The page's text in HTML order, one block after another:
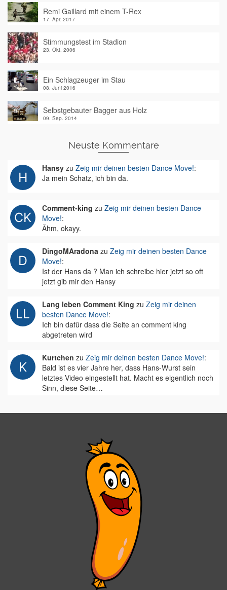
Remi Gaillard mit einem T-Rex
17. Apr. 2017
Stimmungstest im Stadion
23. Okt. 2006
Ein Schlagzeuger im Stau
08. Juni 2016
Selbstgebauter Bagger aus Holz
09. Sep. 2014
Neuste Kommentare
Hansy zu Zeig mir deinen besten Dance Move!:
Ja mein Schatz, ich bin da.
Comment-king zu Zeig mir deinen besten Dance
Move!:
Ähm, okayy.
DingoMAradona zu Zeig mir deinen besten Dance
Move!:
Ist der Hans da ? Man ich schreibe hier jetzt so oft
jetzt gib mir den Hansy
Lang leben Comment King zu Zeig mir deinen
besten Dance Move!:
Ich bin dafür dass die Seite an comment king
abgetreten wird
Kurtchen zu Zeig mir deinen besten Dance Move!:
Bald ist es vier Jahre her, dass Hans-Wurst sein
letztes Video eingestellt hat. Macht es eigentlich noch
Sinn, diese Seite…